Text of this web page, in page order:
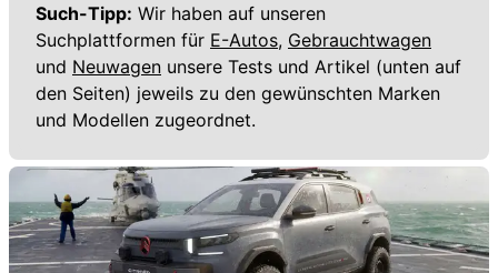
Such-Tipp: Wir haben auf unseren
Suchplattformen für E-Autos, Gebrauchtwagen
und Neuwagen unsere Tests und Artikel (unten auf
den Seiten) jeweils zu den gewünschten Marken
und Modellen zugeordnet.